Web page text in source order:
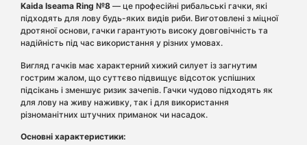
Kaida Iseama Ring №8 — це професійні рибальські гачки, які
підходять для лову будь-яких видів риби. Виготовлені з міцної
дротяної основи, гачки гарантують високу довговічність та
надійність під час використання у різних умовах.
Вигляд гачків має характерний хижий силует із загнутим
гострим жалом, що суттєво підвищує відсоток успішних
підсікань і зменшує ризик зачепів. Гачки чудово підходять як
для лову на живу наживку, так і для використання
різноманітних штучних приманок чи насадок.
Основні характеристики: